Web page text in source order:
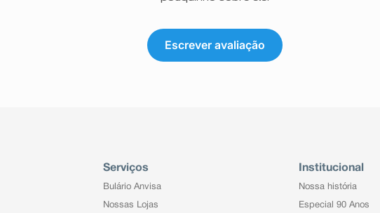
Escrever avaliação
Serviços
Bulário Anvisa
Nossas Lojas
Institucional
Nossa história
Especial 90 Anos